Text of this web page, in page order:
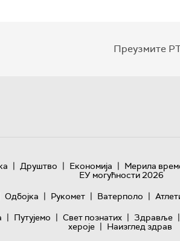
Преузмите
| Друштво | Економија | Мерила
ЕУ могућности 2026
Одбојка | Рукомет | Ватерполо |
| Путујемо | Свет познатих | Здравље |
хероје | Наизглед здрав